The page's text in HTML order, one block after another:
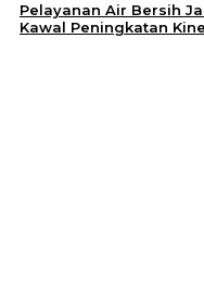
Pelayanan Air Bersih
Kawal Peningkatan